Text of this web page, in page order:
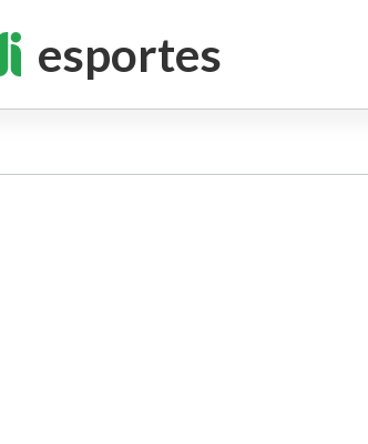
esportes